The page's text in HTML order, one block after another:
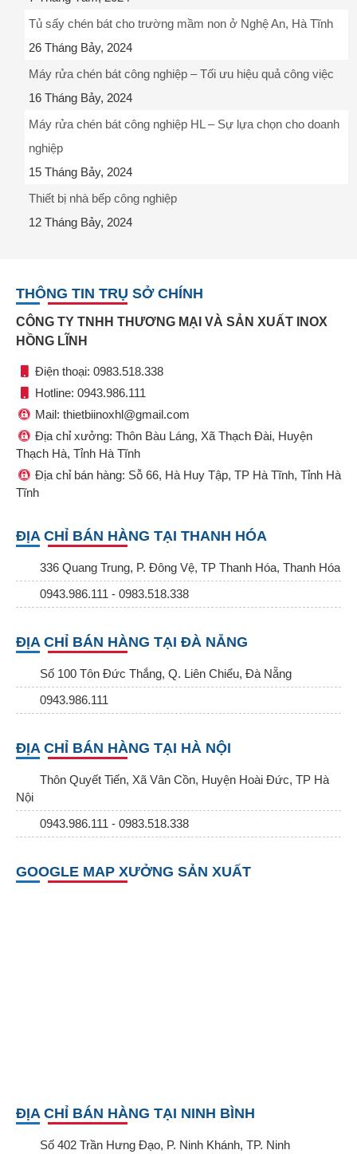
Tủ sấy chén bát cho trường mầm non ở Nghệ An, Hà Tĩnh
26 Tháng Bảy, 2024
Máy rửa chén bát công nghiệp – Tối ưu hiệu quả công việc
16 Tháng Bảy, 2024
Máy rửa chén bát công nghiệp HL – Sự lựa chọn cho doanh
nghiệp
15 Tháng Bảy, 2024
Thiết bị nhà bếp công nghiệp
12 Tháng Bảy, 2024
THÔNG TIN TRỤ SỞ CHÍNH
CÔNG TY TNHH THƯƠNG MẠI VÀ SẢN XUẤT INOX
HỒNG LĨNH
Điện thoại: 0983.518.338
Hotline: 0943.986.111
Mail: thietbiinoxhl@gmail.com
Địa chỉ xưởng: Thôn Bàu Láng, Xã Thạch Đài, Huyện
Thạch Hà, Tỉnh Hà Tĩnh
Địa chỉ bán hàng: Sỗ 66, Hà Huy Tập, TP Hà Tĩnh, Tỉnh Hà
Tĩnh
ĐỊA CHỈ BÁN HÀNG TẠI THANH HÓA
336 Quang Trung, P. Đông Vệ, TP Thanh Hóa, Thanh Hóa
0943.986.111 - 0983.518.338
ĐỊA CHỈ BÁN HÀNG TẠI ĐÀ NẴNG
Số 100 Tôn Đức Thắng, Q. Liên Chiểu, Đà Nẵng
0943.986.111
ĐỊA CHỈ BÁN HÀNG TẠI HÀ NỘI
Thôn Quyết Tiến, Xã Vân Cồn, Huyện Hoài Đức, TP Hà
Nội
0943.986.111 - 0983.518.338
GOOGLE MAP XƯỞNG SẢN XUẤT
ĐỊA CHỈ BÁN HÀNG TẠI NINH BÌNH
Số 402 Trần Hưng Đạo, P. Ninh Khánh, TP. Ninh